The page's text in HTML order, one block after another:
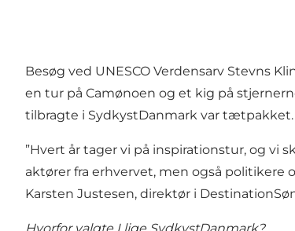
Besøg ved UNESCO Verdensarv Stevns
en tur på Camønoen og et kig på
tilbragte i SydkystDanmark var tætpakket.
”Hvert år tager vi på inspirationstur, og vi
aktører fra erhvervet, men også politikere
Karsten Justesen, direktør i
Hvorfor valgte I lige SydkystDanmark?